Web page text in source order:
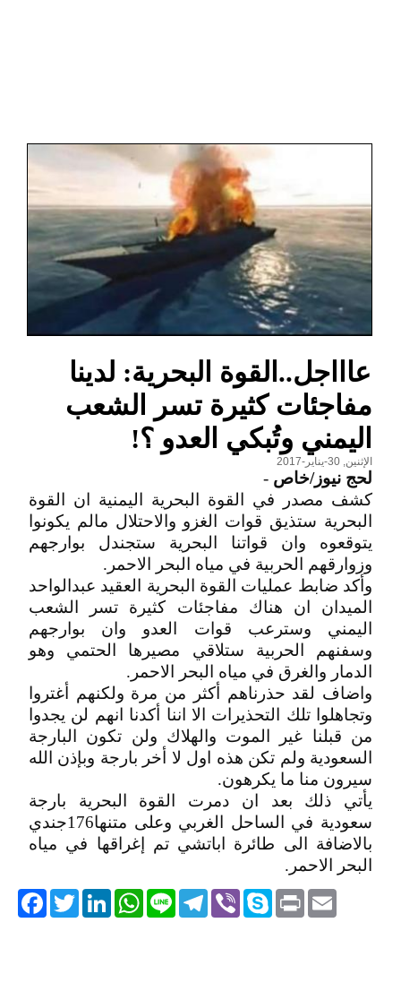
عاااجل..القوة البحرية: لدينا
مفاجئات كثيرة تسر الشعب
اليمني وتُبكي العدو ؟!
الإثنين, 30-يناير-2017
لحج نيوز/خاص -
كشف مصدر في القوة البحرية اليمنية ان القوة
البحرية ستذيق قوات الغزو والاحتلال مالم يكونوا
يتوقعوه وان قواتنا البحرية ستجندل بوارجهم
وزوارقهم الحربية في مياه البحر الاحمر.
وأكد ضابط عمليات القوة البحرية العقيد عبدالواحد
الميدان ان هناك مفاجئات كثيرة تسر الشعب
اليمني وسترعب قوات العدو وان بوارجهم
وسفنهم الحربية ستلاقي مصيرها الحتمي وهو
الدمار والغرق في مياه البحر الاحمر.
واضاف لقد حذرناهم أكثر من مرة ولكنهم أغتروا
وتجاهلوا تلك التحذيرات الا اننا أكدنا انهم لن يجدوا
من قبلنا غير الموت والهلاك ولن تكون البارجة
السعودية ولم تكن هذه اول لا أخر بارجة وبإذن الله
سيرون منا ما يكرهون.
يأتي ذلك بعد ان دمرت القوة البحرية بارجة
سعودية في الساحل الغربي وعلى متنها176جندي
بالاضافة الى طائرة اباتشي تم إغراقها في مياه
البحر الاحمر.
TwitterLinkedIn
WhatsApp Line
Telegram ViberSkype PrintEmail